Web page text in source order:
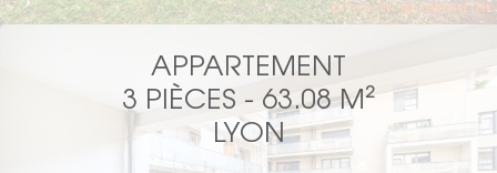
APPARTEMENT
3 PIÈCES - 63.08 M²
LYON